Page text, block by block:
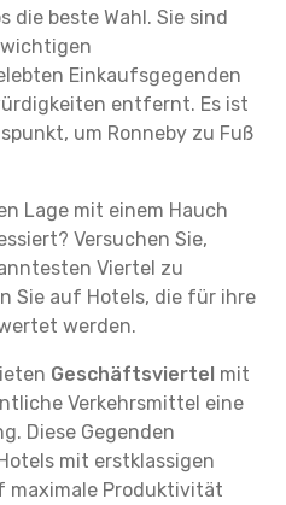
die beste Wahl. Sie sind
Einkaufsgegenden
entfernt. Es ist
um Ronneby zu Fuß
Lage mit einem Hauch
Versuchen Sie,
Viertel zu
Sie auf Hotels, die für ihre
werden.
Geschäftsviertel mit
Verkehrsmittel eine
Diese Gegenden
mit erstklassigen
maximale Produktivität